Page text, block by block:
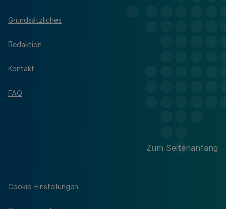
Grundsätzliches
Redaktion
Kontakt
FAQ
Zum Seitenanfang
Cookie-Einstellungen